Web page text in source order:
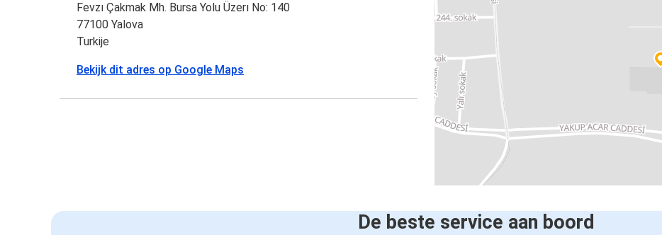
Fevzı Çakmak Mh. Bursa Yolu Üzerı No: 140
77100 Yalova
Turkije
Bekijk dit adres op Google Maps
De beste service aan boord